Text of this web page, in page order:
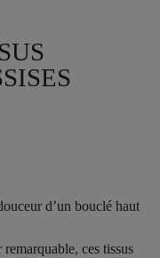
d’un bouclé haut
ces tissus